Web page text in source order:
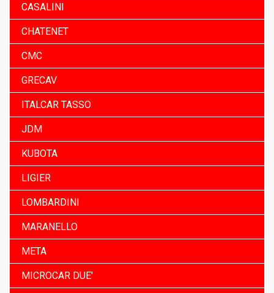
CASALINI
CHATENET
CMC
GRECAV
ITALCAR TASSO
JDM
KUBOTA
LIGIER
LOMBARDINI
MARANELLO
META
MICROCAR DUE'